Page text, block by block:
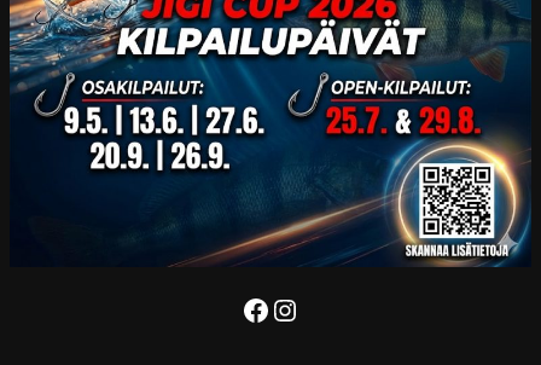
Facebook
Instagram